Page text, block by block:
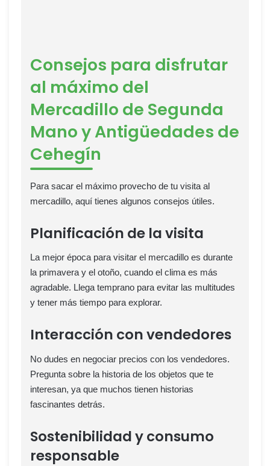
Consejos para disfrutar
al máximo del
Mercadillo de Segunda
Mano y Antigüedades de
Cehegín
Para sacar el máximo provecho de tu visita al
mercadillo, aquí tienes algunos consejos útiles.
Planificación de la visita
La mejor época para visitar el mercadillo es durante
la primavera y el otoño, cuando el clima es más
agradable. Llega temprano para evitar las multitudes
y tener más tiempo para explorar.
Interacción con vendedores
No dudes en negociar precios con los vendedores.
Pregunta sobre la historia de los objetos que te
interesan, ya que muchos tienen historias
fascinantes detrás.
Sostenibilidad y consumo
responsable